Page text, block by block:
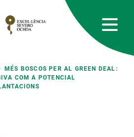
MÉS BOSCOS PER AL GREEN DEAL:
COM A POTENCIAL